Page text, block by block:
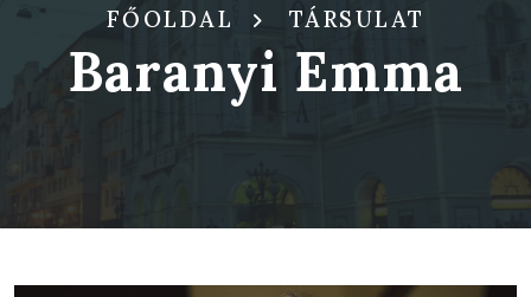
FŐOLDAL TÁRSULAT
Baranyi Emma